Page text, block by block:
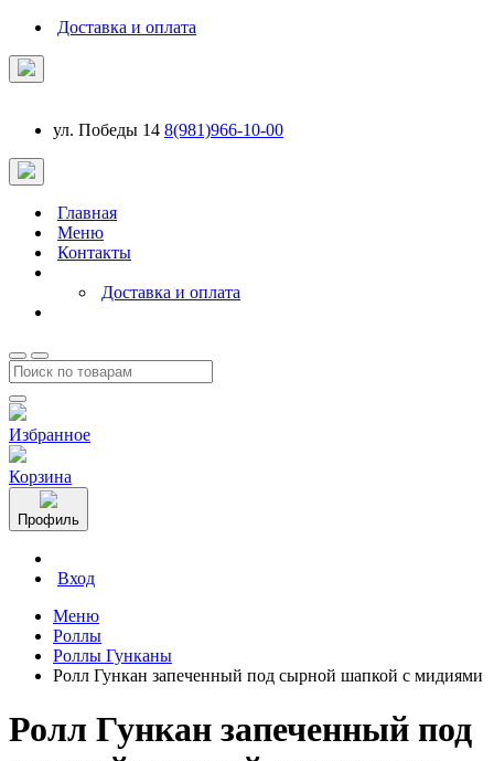
Доставка и оплата
ул. Победы 14 8(981)966-10-00
Главная
Меню
Контакты
Доставка и оплата
Избранное
Корзина
Профиль
Вход
Меню
Роллы
Роллы Гунканы
Ролл Гункан запеченный под сырной шапкой с мидиями
Ролл Гункан запеченный под